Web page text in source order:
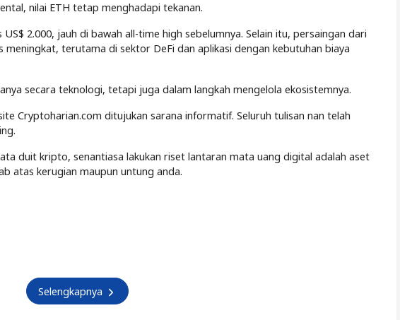
nilai ETH tetap menghadapi tekanan.
2.000, jauh di bawah all-time high sebelumnya. Selain itu, persaingan dari
meningkat, terutama di sektor DeFi dan aplikasi dengan kebutuhan biaya
secara teknologi, tetapi juga dalam langkah mengelola ekosistemnya.
Cryptoharian.com ditujukan sarana informatif. Seluruh tulisan nan telah
duit kripto, senantiasa lakukan riset lantaran mata uang digital adalah aset
atas kerugian maupun untung anda.
Selengkapnya